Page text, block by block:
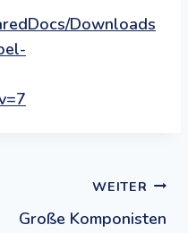
Downloads
WEITER
Große Komponisten